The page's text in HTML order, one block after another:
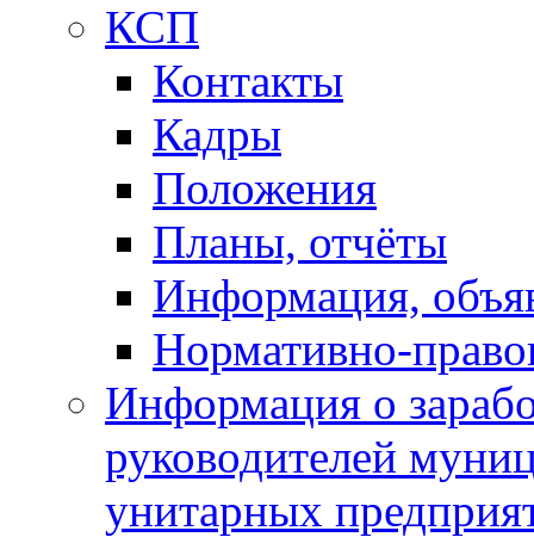
КСП
Контакты
Кадры
Положения
Планы, отчёты
Информация,
Нормативно-
Информация о
руководителей
унитарных